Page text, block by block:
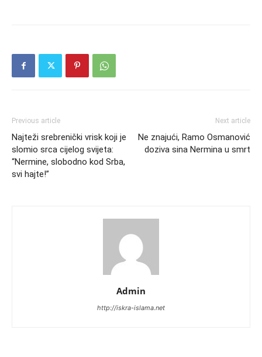
Previous article
Najteži srebreničkі vrisk koji je
slomio srca cijelog svijeta:
“Nermine, slobodno kod Srba,
svi hajte!”
Next article
Ne znajući, Ramo Osmanović
doziva sina Nermina u smrt
Admin
http://iskra-islama.net